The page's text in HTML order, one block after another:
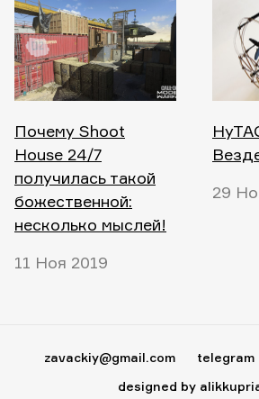
Почему Shoot
House 24/7
получилась такой
божественной:
несколько мыслей!
11 Ноя 2019
29
zavackiy@gmail.com telegram
designed by